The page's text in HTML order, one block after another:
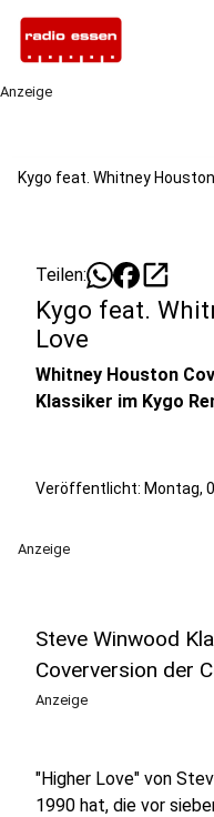
Anzeige
Kygo feat. Whitney Houston
Teilen: open_in_new
Kygo feat.
Love
Whitney Houston
Klassiker im Kygo
Veröffentlicht: Montag,
Anzeige
Steve Winwood
Coverversion der
Anzeige
"Higher Love" von
1990 hat, die vor